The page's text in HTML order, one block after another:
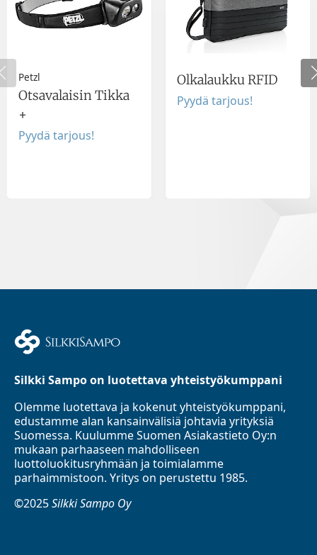
Petzl
Otsavalaisin Tikka
+
Pyydä tarjous!
Olkalaukku RFID
Pyydä tarjous!
Silkki Sampo on luotettava yhteistyökumppani
Olemme luotettava ja kokenut yhteistyökumppani,
edustamme alan kansainvälisiä johtavia yrityksiä
Suomessa. Kuulumme Suomen Asiakastieto Oy:n
mukaan parhaaseen mahdolliseen
luottoluokitusryhmään ja toimialamme
parhaimmistoon. Yritys on perustettu 1985.
©2025Silkki Sampo Oy